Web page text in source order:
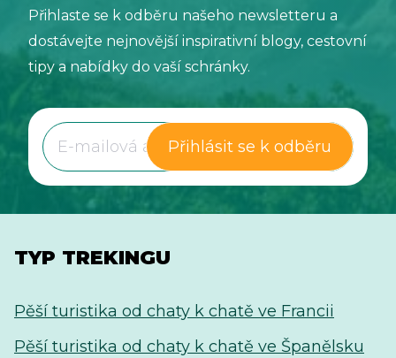
ho činí dosažitelným a jak se na něj můžete
připravit.
Přihlaste se k odběru našeho newsletteru a
dostávejte nejnovější inspirativní blogy, cestovní
tipy a nabídky do vaší schránky.
Přihlásit se k odběru
TYP TREKINGU
Pěší turistika od chaty k chatě ve Francii
Pěší turistika od chaty k chatě ve Španělsku